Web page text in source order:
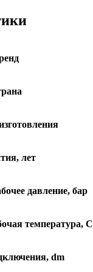
лет
давление, бар
температура, C
dm